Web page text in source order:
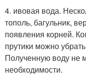
4. ивовая вода.
тополь, багульник,
появления корней.
прутики можно
Полученную воду не
необходимости.